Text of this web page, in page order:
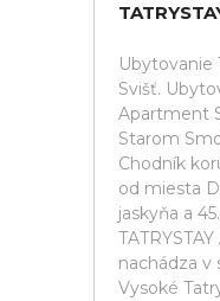
Ubytovanie
Svišť.
Apartment
Starom
Chodník
od miesta
jaskyňa a
nachádza
Vysoké